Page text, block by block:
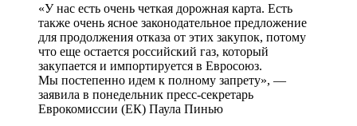
«У нас есть очень четкая дорожная карта. Есть
также очень ясное законодательное предложение
для продолжения отказа от этих закупок, потому
что еще остается российский газ, который
закупается и импортируется в Евросоюз.
Мы постепенно идем к полному запрету», —
заявила в понедельник пресс-секретарь
Еврокомиссии (ЕК) Паула Пинью